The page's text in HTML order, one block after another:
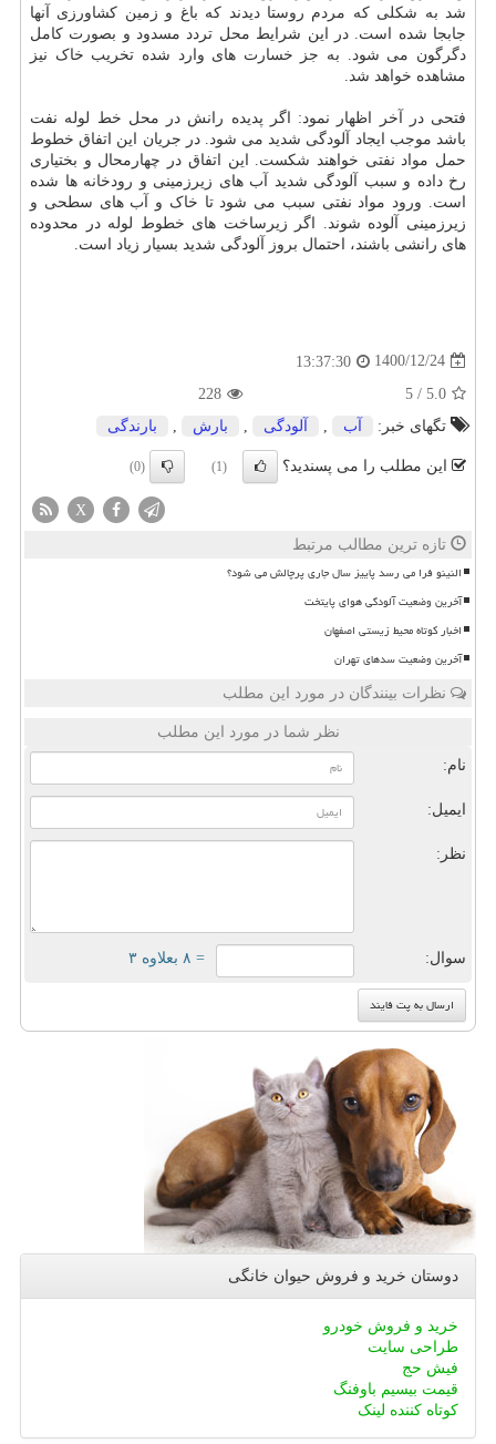
شد به شکلی که مردم روستا دیدند که باغ و زمین کشاورزی آنها
جابجا شده است. در این شرایط محل تردد مسدود و بصورت کامل
دگرگون می شود. به جز خسارت های وارد شده تخریب خاک نیز
مشاهده خواهد شد.
فتحی در آخر اظهار نمود: اگر پدیده رانش در محل خط لوله نفت
باشد موجب ایجاد آلودگی شدید می شود. در جریان این اتفاق خطوط
حمل مواد نفتی خواهند شکست. این اتفاق در چهارمحال و بختیاری
رخ داده و سبب آلودگی شدید آب های زیرزمینی و رودخانه ها شده
است. ورود مواد نفتی سبب می شود تا خاک و آب های سطحی و
زیرزمینی آلوده شوند. اگر زیرساخت های خطوط لوله در محدوده
های رانشی باشند، احتمال بروز آلودگی شدید بسیار زیاد است.
1400/12/24
13:37:30
5.0
/
5
228
تگهای خبر:
آب آلودگی بارش بارندگی
این مطلب را می پسندید؟ (1)
(0)
X
تازه ترین مطالب مرتبط
النینو فرا می رسد پاییز سال جاری پرچالش می شود؟
آخرین وضعیت آلودگی هوای پایتخت
اخبار کوتاه محیط زیستی اصفهان
آخرین وضعیت سدهای تهران
نظرات بینندگان در مورد این مطلب
نظر شما در مورد این مطلب
نام:
ایمیل:
نظر:
سوال: = ۸ بعلاوه ۳
دوستان خرید و فروش حیوان خانگی
خرید و فروش خودرو
طراحی سایت
فیش حج
قیمت بیسیم باوفنگ
کوتاه کننده لینک